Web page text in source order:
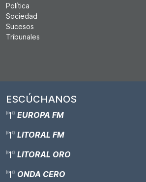
Política
Sociedad
Sucesos
Tribunales
ESCÚCHANOS
EUROPA FM
LITORAL FM
LITORAL ORO
ONDA CERO